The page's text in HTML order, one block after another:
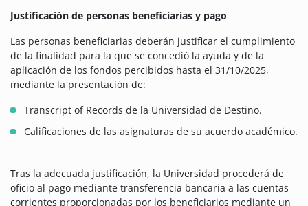
Justificación de personas beneficiarias y pago
Las personas beneficiarias deberán justificar el cumplimiento
de la finalidad para la que se concedió la ayuda y de la
aplicación de los fondos percibidos hasta el 31/10/2025,
mediante la presentación de:
Transcript of Records de la Universidad de Destino.
Calificaciones de las asignaturas de su acuerdo académico.
Tras la adecuada justificación, la Universidad procederá de
oficio al pago mediante transferencia bancaria a las cuentas
corrientes proporcionadas por los beneficiarios mediante un